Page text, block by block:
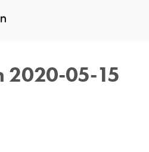
2020-05-15